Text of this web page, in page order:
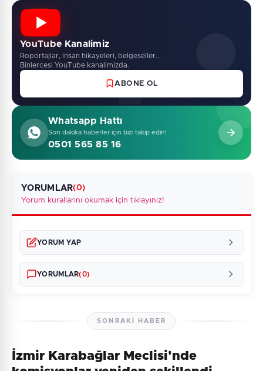
YouTube Kanalimiz
Roportajlar, insan hikayeleri, belgeseller...
Binlercesi YouTube kanalimizda.
ABONE OL
Whatsapp Hattı
Son dakika haberler için bizi takip edin!
0501 565 85 16
YORUMLAR(0)
Yorum kurallarını okumak için tıklayınız!
YORUM YAP
YORUMLAR(0)
Henüz yorum yapılmamış. İlk yorumu siz yapın!
SONRAKI HABER
İzmir Karabağlar Meclisi'nde